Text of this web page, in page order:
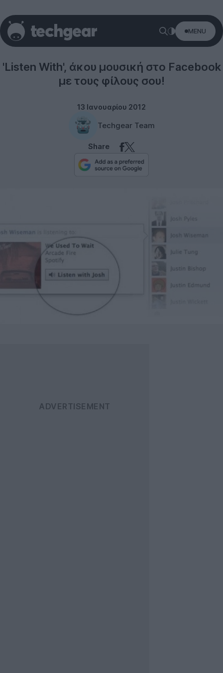
MENU
Social networks
'Listen With', άκου μουσική στο Facebook
με τους φίλους σου!
13 Ιανουαρίου 2012
Techgear Team
Share